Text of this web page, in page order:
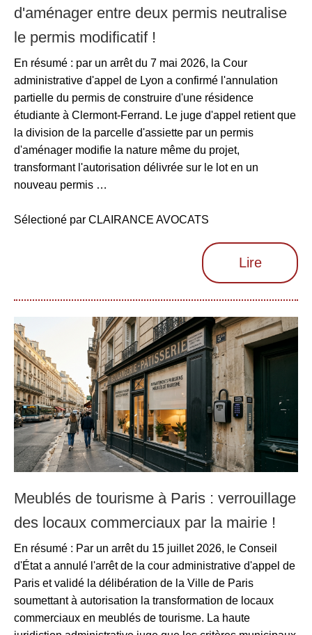
d'aménager entre deux permis neutralise
le permis modificatif !
En résumé : par un arrêt du 7 mai 2026, la Cour
administrative d'appel de Lyon a confirmé l'annulation
partielle du permis de construire d'une résidence
étudiante à Clermont-Ferrand. Le juge d'appel retient que
la division de la parcelle d'assiette par un permis
d'aménager modifie la nature même du projet,
transformant l'autorisation délivrée sur le lot en un
nouveau permis …
Sélectioné par CLAIRANCE AVOCATS
Lire
Meublés de tourisme à Paris : verrouillage
des locaux commerciaux par la mairie !
En résumé : Par un arrêt du 15 juillet 2026, le Conseil
d'État a annulé l'arrêt de la cour administrative d'appel de
Paris et validé la délibération de la Ville de Paris
soumettant à autorisation la transformation de locaux
commerciaux en meublés de tourisme. La haute